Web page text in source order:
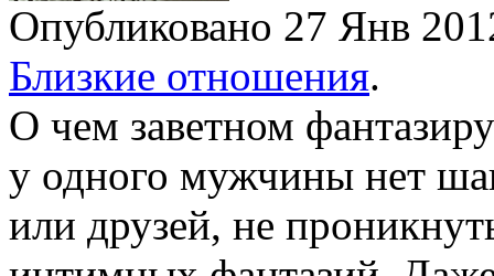
Опубликовано 27 Янв
Близкие отношения.
О чем заветном
у одного мужчины нет
или друзей, не